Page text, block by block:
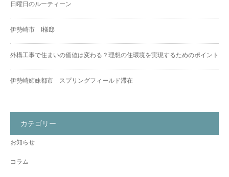
日曜日のルーティーン
伊勢崎市 I様邸
外構工事で住まいの価値は変わる？理想の住環境を実現するためのポイント
伊勢崎姉妹都市 スプリングフィールド滞在
カテゴリー
お知らせ
コラム